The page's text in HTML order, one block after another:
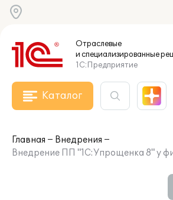
Отраслевые
и специализированные
1С:Предприятие
Каталог
Главная
Внедрения
Внедрение ПП "1С:Упрощенка 8" у